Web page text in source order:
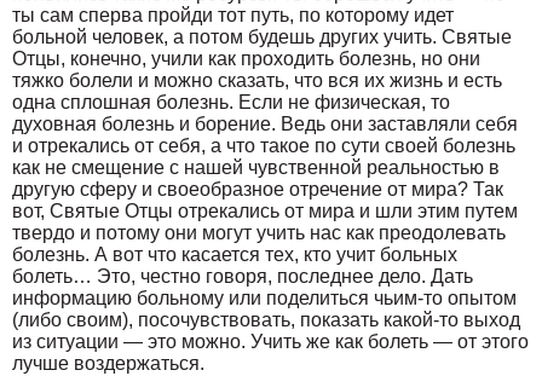
ты сам сперва пройди тот путь, по которому идет
больной человек, а потом будешь других учить. Святые
Отцы, конечно, учили как проходить болезнь, но они
тяжко болели и можно сказать, что вся их жизнь и есть
одна сплошная болезнь. Если не физическая, то
духовная болезнь и борение. Ведь они заставляли себя
и отрекались от себя, а что такое по сути своей болезнь
как не смещение с нашей чувственной реальностью в
другую сферу и своеобразное отречение от мира? Так
вот, Святые Отцы отрекались от мира и шли этим путем
твердо и потому они могут учить нас как преодолевать
болезнь. А вот что касается тех, кто учит больных
болеть… Это, честно говоря, последнее дело. Дать
информацию больному или поделиться чьим-то опытом
(либо своим), посочувствовать, показать какой-то выход
из ситуации — это можно. Учить же как болеть — от этого
лучше воздержаться.